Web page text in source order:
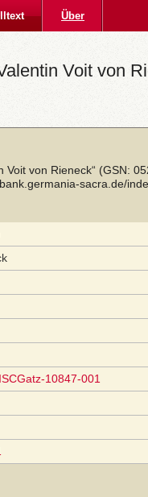
Über
Voit von
Voit von Rieneck“ (GSN:
sacra.de/
10847-001